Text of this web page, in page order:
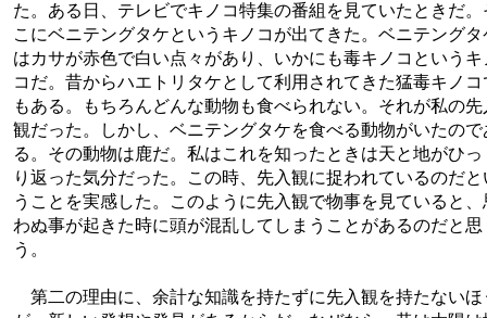
た。ある日、テレビでキノコ特集の番組を見ていたときだ。
こにベニテングタケというキノコが出てきた。ベニテングタ
はカサが赤色で白い点々があり、いかにも毒キノコというキ
コだ。昔からハエトリタケとして利用されてきた猛毒キノコ
もある。もちろんどんな動物も食べられない。それが私の先
観だった。しかし、ベニテングタケを食べる動物がいたので
る。その動物は鹿だ。私はこれを知ったときは天と地がひっ
り返った気分だった。この時、先入観に捉われているのだと
うことを実感した。このように先入観で物事を見ていると、
わぬ事が起きた時に頭が混乱してしまうことがあるのだと思
う。
第二の理由に、余計な知識を持たずに先入観を持たないほ